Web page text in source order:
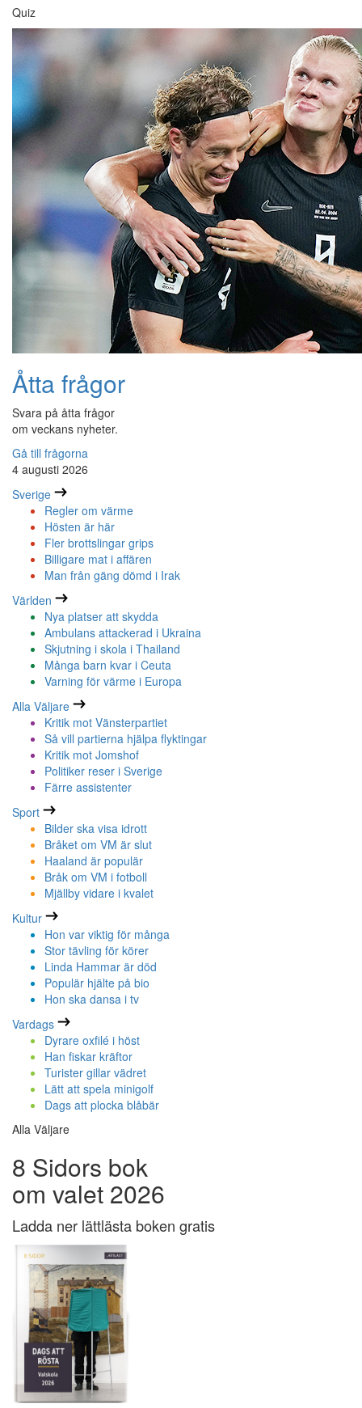
Quiz
Åtta frågor
Svara på åtta frågor
om veckans nyheter.
Gå till frågorna
4 augusti 2026
Sverige
Regler om värme
Hösten är här
Fler brottslingar grips
Billigare mat i affären
Man från gäng dömd i Irak
Världen
Nya platser att skydda
Ambulans attackerad i Ukraina
Skjutning i skola i Thailand
Många barn kvar i Ceuta
Varning för värme i Europa
Alla Väljare
Kritik mot Vänsterpartiet
Så vill partierna hjälpa flyktingar
Kritik mot Jomshof
Politiker reser i Sverige
Färre assistenter
Sport
Bilder ska visa idrott
Bråket om VM är slut
Haaland är populär
Bråk om VM i fotboll
Mjällby vidare i kvalet
Kultur
Hon var viktig för många
Stor tävling för körer
Linda Hammar är död
Populär hjälte på bio
Hon ska dansa i tv
Vardags
Dyrare oxfilé i höst
Han fiskar kräftor
Turister gillar vädret
Lätt att spela minigolf
Dags att plocka blåbär
Alla Väljare
8 Sidors bok
om valet 2026
Ladda ner lättlästa boken gratis